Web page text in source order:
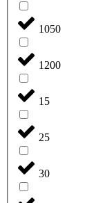
1050
1200
15
25
30